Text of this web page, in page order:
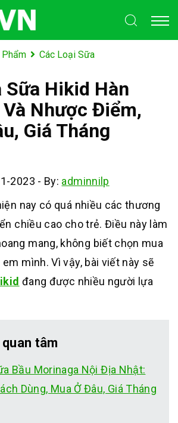
Các Loại Sữa
Sữa Hikid Hàn
Nhược Điểm,
Giá Tháng
2023 - By: adminnilp
nay có quá nhiều các thương
chiều cao cho trẻ. Điều này làm
mang, không biết chọn mua
mình. Vì vậy, bài viết này sẽ
đang được nhiều người lựa
tâm
Bầu Morinaga Nội Địa Nhật:
Dùng, Mua Ở Đâu, Giá Tháng